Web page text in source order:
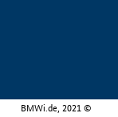
BMWi.de, 2021 ©